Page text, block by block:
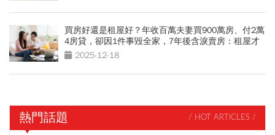
買房好還是租屋好？年收百萬夫妻買900萬房、付2萬
4房貸，卻因1件事毀全家，7年後含淚賣房：租屋才
幸福2025-12-18
熱門話題 / HOT ARTICLES /